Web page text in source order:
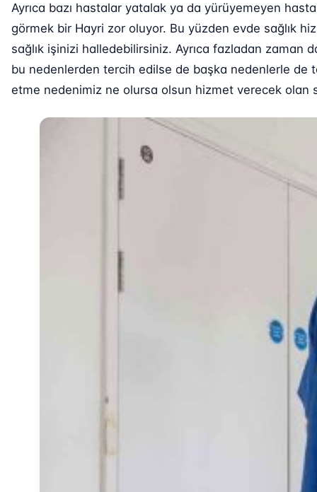
Ayrıca bazı hastalar yatalak ya da yürüyemeyen
görmek bir Hayri zor oluyor. Bu yüzden evde sağlık
sağlık işinizi halledebilirsiniz. Ayrıca fazladan zaman
bu nedenlerden tercih edilse de başka nedenlerle de
etme nedenimiz ne olursa olsun hizmet verecek olan